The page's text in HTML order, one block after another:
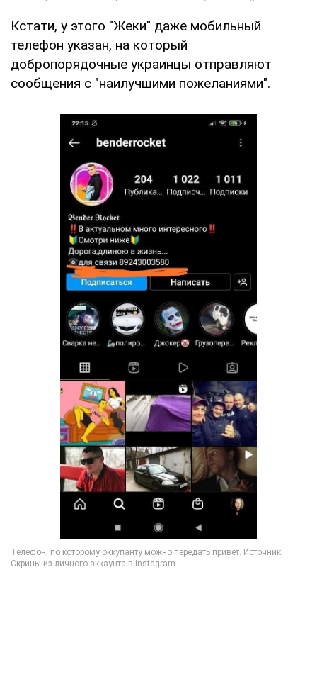
Кстати, у этого "Жеки" даже мобильный
телефон указан, на который
добропорядочные украинцы отправляют
сообщения с "наилучшими пожеланиями".